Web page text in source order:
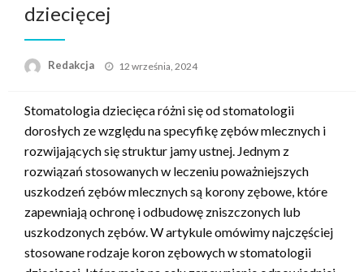
dziecięcej
Redakcja Napisano
12 września, 2024
Stomatologia dziecięca różni się od stomatologii
dorosłych ze względu na specyfikę zębów mlecznych i
rozwijających się struktur jamy ustnej. Jednym z
rozwiązań stosowanych w leczeniu poważniejszych
uszkodzeń zębów mlecznych są korony zębowe, które
zapewniają ochronę i odbudowę zniszczonych lub
uszkodzonych zębów. W artykule omówimy najczęściej
stosowane rodzaje koron zębowych w stomatologii